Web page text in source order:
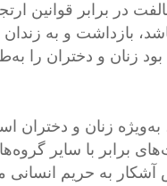
در برابر قوانین
بازداشت و به
بود زنان و دختران را
به‌ویژه زنان و
برابر با سایر
آشکار به حریم